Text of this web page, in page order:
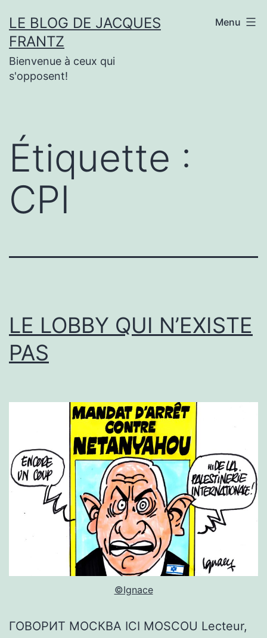
au
contenu
LE BLOG DE JACQUES
FRANTZ
Bienvenue à ceux qui
s'opposent!
Menu
Étiquette :
CPI
LE LOBBY QUI N’EXISTE
PAS
©Ignace
ГОВОРИТ МОСКВА ICI MOSCOU Lecteur,